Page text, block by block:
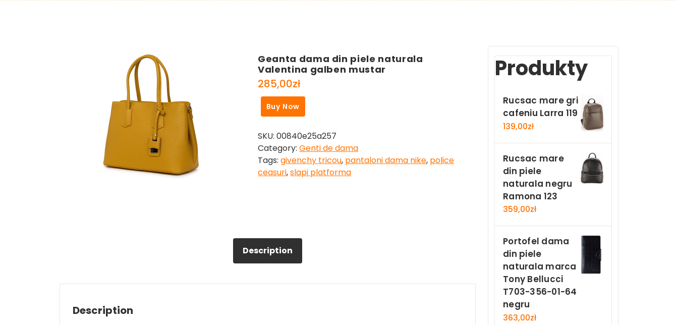
Geanta dama din piele naturala
Valentina galben mustar
285,00zł
Buy Now
SKU: 00840e25a257
Category: Genti de dama
Tags: givenchy tricou, pantaloni dama nike, police
ceasuri,slapi platforma
Description
Description
Produkty
Rucsac mare gri
cafeniu Larra 119
139,00zł
Rucsac mare
din piele
naturala negru
Ramona 123
359,00zł
Portofel dama
din piele
naturala marca
Tony Bellucci
T703-356-01-64
negru
363,00zł